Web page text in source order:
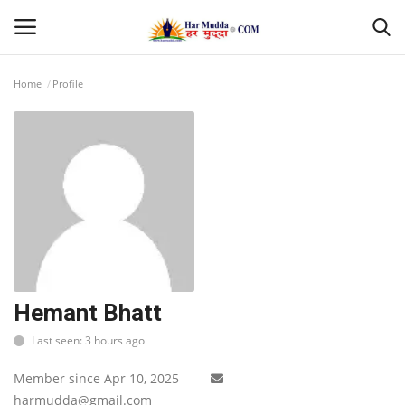
मध्यप्रदेश
छत्तीसगढ़
उत्तर प्रदेश
Home Profile
Hemant Bhatt
Last seen: 3 hours ago
Member since Apr 10, 2025
harmudda@gmail.com